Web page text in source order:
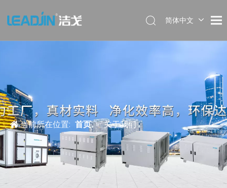
简体中文
当前所在位置: 首页 » 关于我们